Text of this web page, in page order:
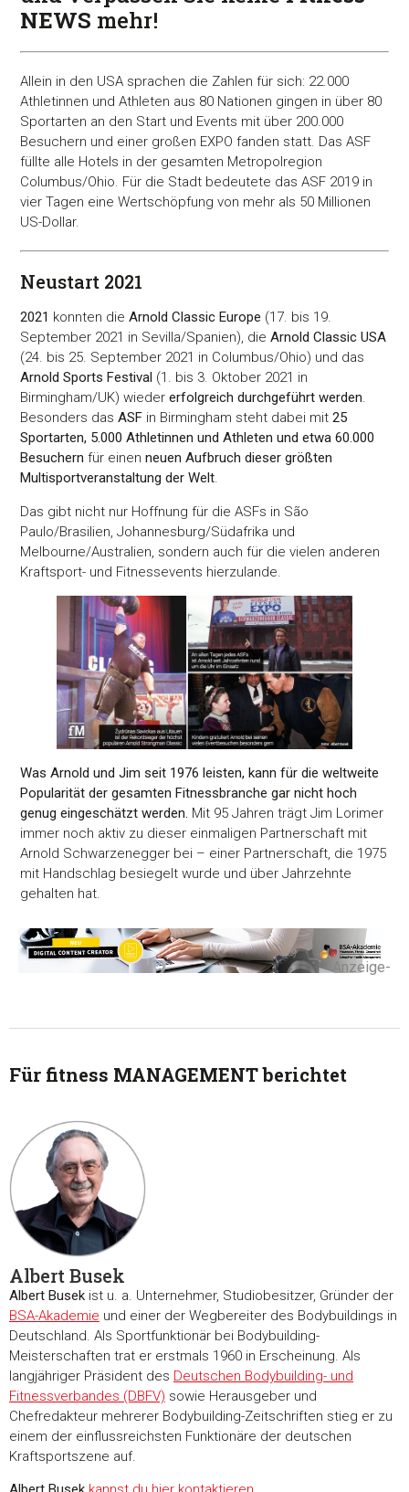
Zustimmung Details Über
Diese Webseite verwendet Cookies
Wir verwenden Cookies, um Inhalte und Anzeigen zu
personalisieren, Funktionen für soziale Medien anbieten zu
und die Zugriffe auf unsere Website zu analysieren.
geben wir Informationen zu Ihrer Verwendung unserer
NEWS mehr!
Allein in den USA sprachen die Zahlen für sich: 22.000
Athletinnen und Athleten aus 80 Nationen gingen in über 80
Sportarten an den Start und Events mit über 200.000
Besuchern und einer großen EXPO fanden statt. Das ASF
füllte alle Hotels in der gesamten Metropolregion
Columbus/Ohio. Für die Stadt bedeutete das ASF 2019 in
vier Tagen eine Wertschöpfung von mehr als 50 Millionen
US-Dollar.
Neustart 2021
2021 konnten dieArnold Classic Europe (17. bis 19.
September 2021 in Sevilla/Spanien), dieArnold Classic USA
(24. bis 25. September 2021 in Columbus/Ohio) und das
Arnold Sports Festival (1. bis 3. Oktober 2021 in
Birmingham/UK) wiedererfolgreich durchgeführt werden.
Besonders dasASF in Birmingham steht dabei mit25
Sportarten, 5.000 Athletinnen und Athleten und etwa 60.000
Besuchern für einenneuen Aufbruch dieser größten
Multisportveranstaltung der Welt.
Das gibt nicht nur Hoffnung für die ASFs in São
Paulo/Brasilien, Johannesburg/Südafrika und
Melbourne/Australien, sondern auch für die vielen anderen
Kraftsport- und Fitnessevents hierzulande.
Was Arnold und Jim seit 1976 leisten, kann für die weltweite
Popularität der gesamten Fitnessbranche gar nicht hoch
genug eingeschätzt werden. Mit 95 Jahren trägt Jim Lorimer
immer noch aktiv zu dieser einmaligen Partnerschaft mit
Arnold Schwarzenegger bei – einer Partnerschaft, die 1975
mit Handschlag besiegelt wurde und über Jahrzehnte
gehalten hat.
-Anzeige-
Für fitness MANAGEMENT berichtet
Albert Busek
Albert Busek ist u. a. Unternehmer, Studiobesitzer, Gründer der
BSA-Akademie und einer der Wegbereiter des Bodybuildings in
Deutschland. Als Sportfunktionär bei Bodybuilding-
Meisterschaften trat er erstmals 1960 in Erscheinung. Als
langjähriger Präsident des Deutschen Bodybuilding- und
Fitnessverbandes (DBFV) sowie Herausgeber und
Chefredakteur mehrerer Bodybuilding-Zeitschriften stieg er zu
einem der einflussreichsten Funktionäre der deutschen
Kraftsportszene auf.